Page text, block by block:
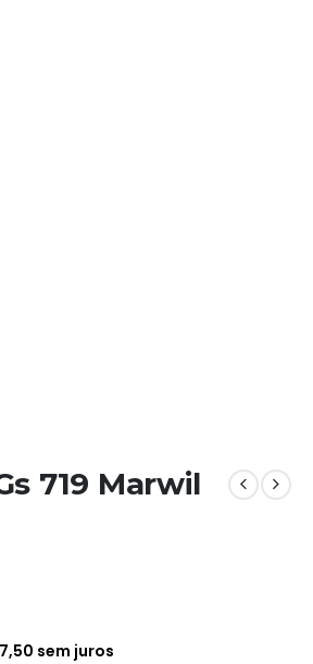
719 Marwil
7,50 sem juros